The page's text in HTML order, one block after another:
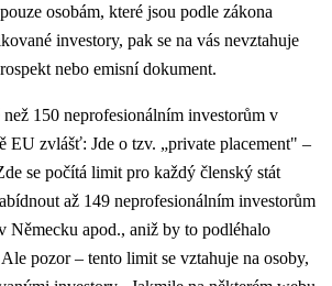
osobám, které jsou podle zákona
investory, pak se na vás nevztahuje
nebo emisní dokument.
150 neprofesionálním investorům v
EU zvlášť: Jde o tzv. „private placement" –
se počítá limit pro každý členský stát
až 149 neprofesionálním investorům
Německu apod., aniž by to podléhalo
pozor – tento limit se vztahuje na osoby,